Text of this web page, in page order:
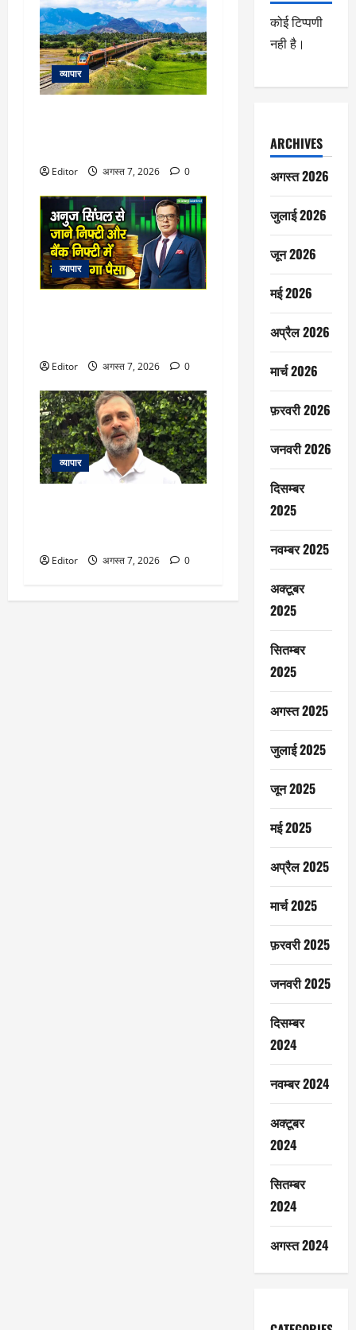
व्यापार
Editor अगस्त 7, 2026 0
व्यापार
Editor अगस्त 7, 2026 0
व्यापार
Editor अगस्त 7, 2026 0
कोई टिप्पणी
नही है।
ARCHIVES
अगस्त 2026
जुलाई 2026
जून 2026
मई 2026
अप्रैल 2026
मार्च 2026
फ़रवरी 2026
जनवरी 2026
दिसम्बर
2025
नवम्बर 2025
अक्टूबर
2025
सितम्बर
2025
अगस्त 2025
जुलाई 2025
जून 2025
मई 2025
अप्रैल 2025
मार्च 2025
फ़रवरी 2025
जनवरी 2025
दिसम्बर
2024
नवम्बर 2024
अक्टूबर
2024
सितम्बर
2024
अगस्त 2024